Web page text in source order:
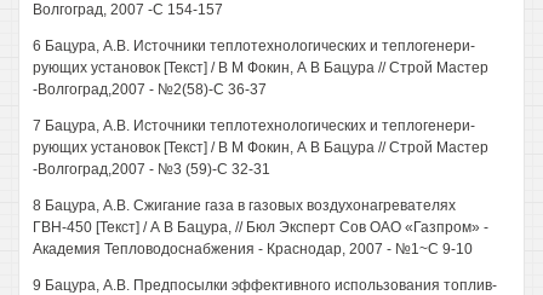
Волгоград, 2007 -С 154-157
6 Бацура, A.B. Источники теплотехнологических и теплогенери-
рующих установок [Текст] / В M Фокин, А В Бацура // Строй Мастер
-Волгоград,2007 - №2(58)-С 36-37
7 Бацура, A.B. Источники теплотехнологических и теплогенери-
рующих установок [Текст] / В M Фокин, А В Бацура // Строй Мастер
-Волгоград,2007 - №3 (59)-С 32-31
8 Бацура, A.B. Сжигание газа в газовых воздухонагревателях
ГВН-450 [Текст] / А В Бацура, // Бюл Эксперт Сов ОАО «Газпром» -
Академия Тепловодоснабжения - Краснодар, 2007 - №1~С 9-10
9 Бацура, A.B. Предпосылки эффективного использования топлив-